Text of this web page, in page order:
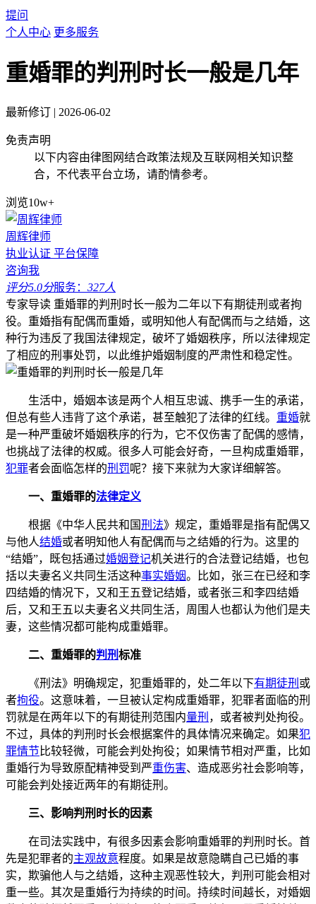
提问
个人中心 更多服务
重婚罪的判刑时长一般是几年
最新修订 | 2026-06-02
免责声明
以下内容由律图网结合政策法规及互联网相关知识整
合，不代表平台立场，请酌情参考。
浏览10w+
周辉律师
执业认证 平台保障
咨询我
评分5.0分服务： 327人
专家导读 重婚罪的判刑时长一般为二年以下有期徒刑或者拘
役。重婚指有配偶而重婚，或明知他人有配偶而与之结婚，这
种行为违反了我国法律规定，破坏了婚姻秩序，所以法律规定
了相应的刑事处罚，以此维护婚姻制度的严肃性和稳定性。
生活中，婚姻本该是两个人相互忠诚、携手一生的承诺，
但总有些人违背了这个承诺，甚至触犯了法律的红线。 重婚就
是一种严重破坏婚姻秩序的行为，它不仅伤害了配偶的感情，
也挑战了法律的权威。很多人可能会好奇，一旦构成重婚罪，
犯罪者会面临怎样的刑罚呢？接下来就为大家详细解答。
一、重婚罪的法律定义
根据《中华人民共和国刑法》规定，重婚罪是指有配偶又
与他人结婚或者明知他人有配偶而与之结婚的行为。这里的
“结婚”，既包括通过婚姻登记机关进行的合法登记结婚，也包
括以夫妻名义共同生活这种事实婚姻。比如，张三在已经和李
四结婚的情况下，又和王五登记结婚，或者张三和李四结婚
后，又和王五以夫妻名义共同生活，周围人也都认为他们是夫
妻，这些情况都可能构成重婚罪。
二、重婚罪的判刑 标准
《刑法》明确规定，犯重婚罪的，处二年以下有期徒刑 或
者拘役。这意味着，一旦被认定构成重婚罪，犯罪者面临的刑
罚就是在两年以下的有期徒刑范围内量刑 ，或者被判处拘役。
不过，具体的判刑时长会根据案件的具体情况来确定。如果犯
罪情节比较轻微，可能会判处拘役；如果情节相对严重，比如
重婚行为导致原配精神受到严重伤害、造成恶劣社会影响等，
可能会判处接近两年的有期徒刑。
三、影响判刑时长的因素
在司法实践中，有很多因素会影响重婚罪的判刑时长。首
先是犯罪者的主观故意程度。如果是故意隐瞒自己已婚的事
实，欺骗他人与之结婚，这种主观恶性较大，判刑可能会相对
重一些。其次是重婚行为持续的时间。持续时间越长，对婚姻